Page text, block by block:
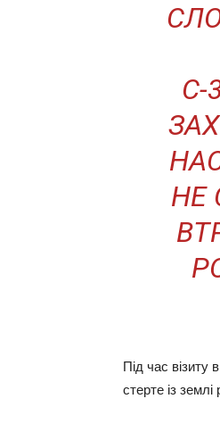
С-
НЕ
Під час візиту
стерте із